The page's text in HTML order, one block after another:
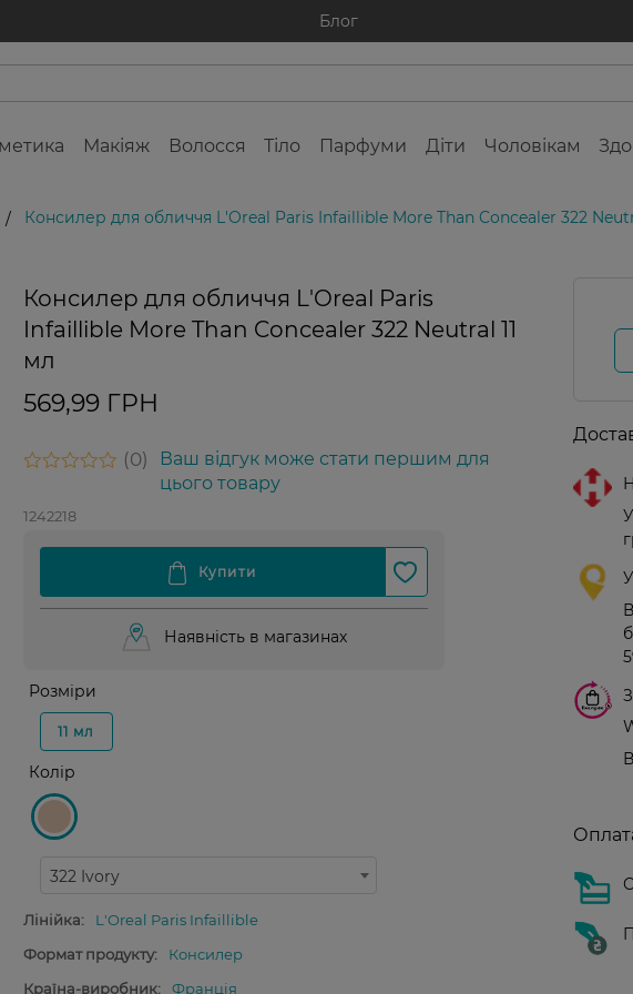
Блог
Макіяж Волосся Тіло Парфуми Діти Чоловікам
/ Консилер для обличчя L'Oreal Paris Infaillible More Than Concealer 322
Консилер для обличчя L'Oreal Paris
Infaillible More Than Concealer 322 Neutral 11
мл
569,99 ГРН
0
Ваш відгук може стати першим для
цього товару
1242218
Наявність в магазинах
Розміри
11 мл
Колір
322 Ivory
Лінійка:
L'Oreal Paris Infaillible
Формат продукту:
Консилер
Країна-виробник:
Франція